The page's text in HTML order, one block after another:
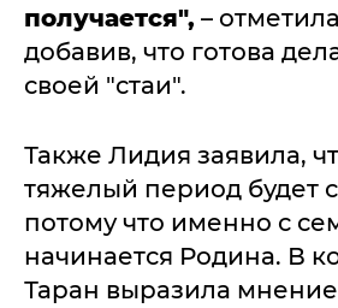
получается", –
добавив, что готова
своей "стаи".
Также Лидия заявила,
тяжелый период будет
потому что именно с
начинается Родина. В
Таран выразила